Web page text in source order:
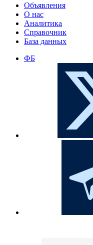
Объявления
О нас
Аналитика
Справочник
База данных
ФБ